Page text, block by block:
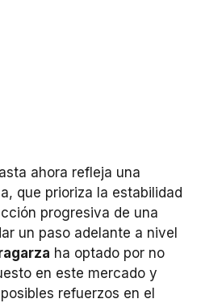
ahora refleja una
que prioriza la estabilidad
progresiva de una
un paso adelante a nivel
ha optado por no
en este mercado y
refuerzos en el